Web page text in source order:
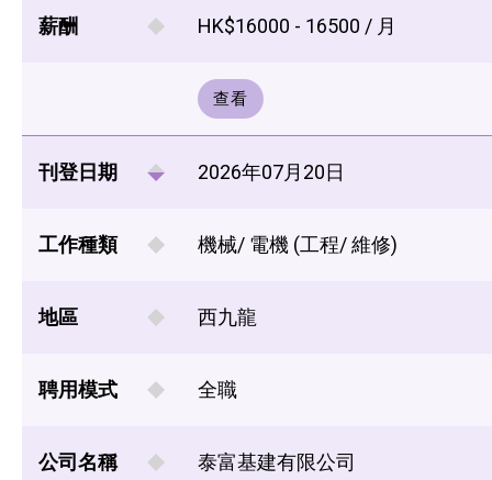
薪酬 HK$16000 - 16500 / 月
查看
刊登日期 2026年07月20日
工作種類 機械/ 電機 (工程/ 維修)
地區 西九龍
聘用模式 全職
公司名稱 泰富基建有限公司